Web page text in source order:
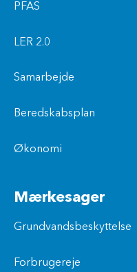
PFAS
LER 2.0
Samarbejde
Beredskabsplan
Økonomi
Mærkesager
Grundvandsbeskyttelse
Forbrugereje